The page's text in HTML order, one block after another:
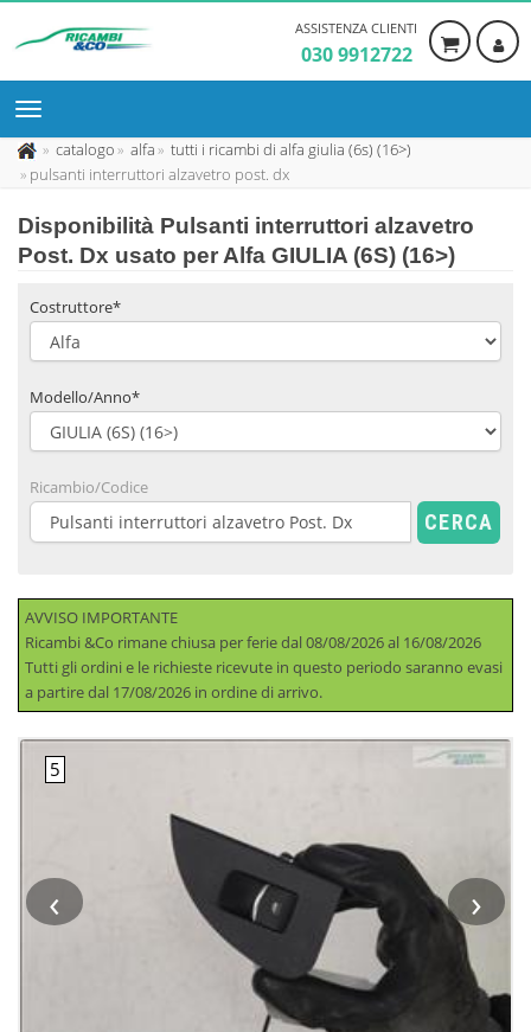
ASSISTENZA CLIENTI
030 9912722
catalogo alfa
tutti i ricambi di alfa giulia (6s) (16>)
pulsanti interruttori alzavetro post. dx
Disponibilità Pulsanti interruttori alzavetro
Post. Dx usato per Alfa GIULIA (6S) (16>)
Costruttore*
Modello/Anno*
Ricambio/Codice
CERCA
AVVISO IMPORTANTE
Ricambi &Co rimane chiusa per ferie dal 08/08/2026 al 16/08/2026
Tutti gli ordini e le richieste ricevute in questo periodo saranno evasi
a partire dal 17/08/2026 in ordine di arrivo.
‹ ›